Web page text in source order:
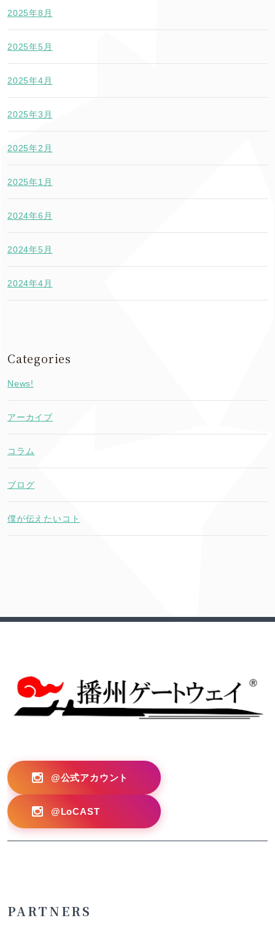
2025年8月
2025年5月
2025年4月
2025年3月
2025年2月
2025年1月
2024年6月
2024年5月
2024年4月
Categories
News!
アーカイブ
コラム
ブログ
僕が伝えたいコト
@公式アカウント
@LoCAST
PARTNERS